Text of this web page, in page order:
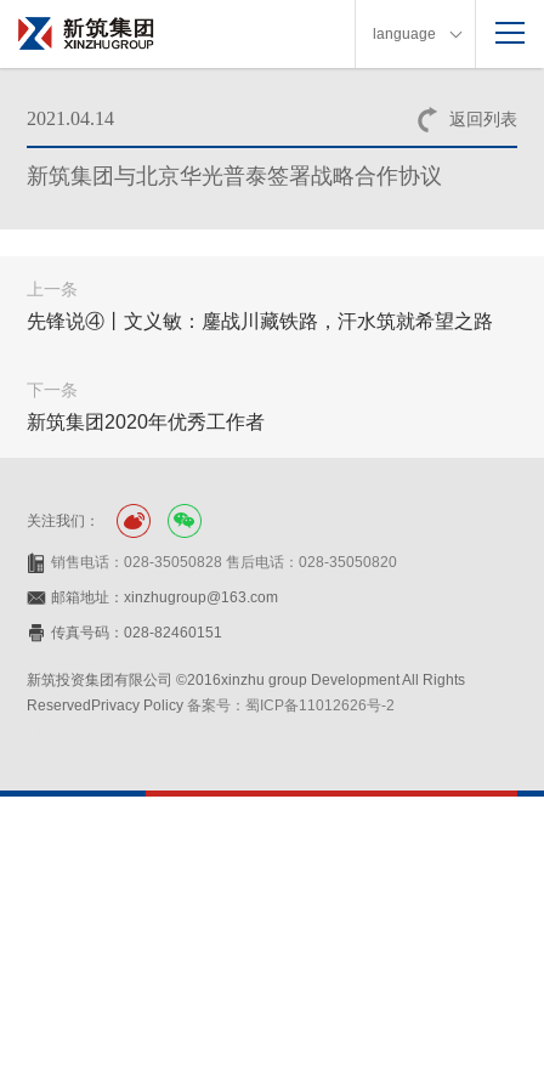
language
返回列表
2021.04.14
新筑集团与北京华光普泰签署战略合作协议
上一条
先锋说④丨文义敏：鏖战川藏铁路，汗水筑就希望之路
下一条
新筑集团2020年优秀工作者
关注我们：
销售电话：028-35050828 售后电话：028-35050820
邮箱地址：xinzhugroup@163.com
传真号码：028-82460151
新筑投资集团有限公司 ©2016xinzhu group Development All Rights
ReservedPrivacy Policy备案号：蜀ICP备11012626号-2